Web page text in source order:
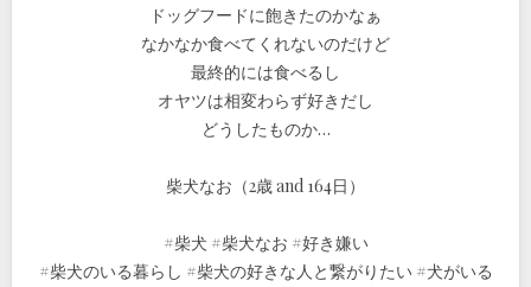
ドッグフードに飽きたのかなぁ
なかなか食べてくれないのだけど
最終的には食べるし
オヤツは相変わらず好きだし
どうしたものか…
柴犬なお（2歳 and 164日）
#柴犬 #柴犬なお #好き嫌い
#柴犬のいる暮らし #柴犬の好きな人と繋がりたい #犬がいる